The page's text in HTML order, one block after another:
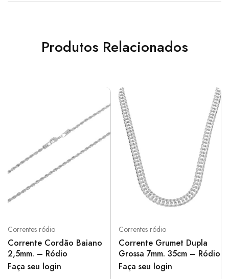
Produtos Relacionados
Correntes ródio
Corrente Cordão Baiano
2,5mm. – Ródio
Faça seu login
Correntes ródio
Corrente Grumet Dupla
Grossa 7mm. 35cm – Ródio
Faça seu login